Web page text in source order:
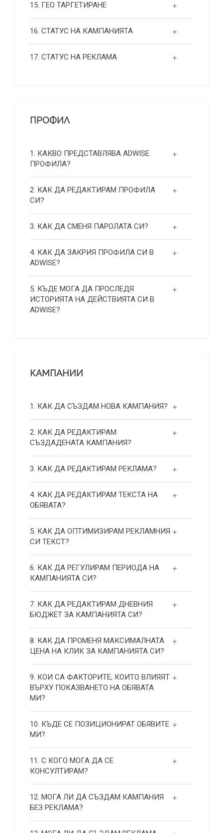
15. ГЕО ТАРГЕТИРАНЕ
16. СТАТУС НА КАМПАНИЯТА
17. СТАТУС НА РЕКЛАМА
ПРОФИЛ
1. КАКВО ПРЕДСТАВЛЯВА ADWISE
ПРОФИЛА?
2. КАК ДА РЕДАКТИРАМ ПРОФИЛА
СИ?
3. КАК ДА СМЕНЯ ПАРОЛАТА СИ?
4. КАК ДА ЗАКРИЯ ПРОФИЛА СИ В
ADWISE?
5. КЪДЕ МОГА ДА ПРОСЛЕДЯ
ИСТОРИЯТА НА ДЕЙСТВИЯТА СИ В
ADWISE?
КАМПАНИИ
1. КАК ДА СЪЗДАМ НОВА КАМПАНИЯ?
2. КАК ДА РЕДАКТИРАМ
СЪЗДАДЕНАТА КАМПАНИЯ?
3. КАК ДА РЕДАКТИРАМ РЕКЛАМА?
4. КАК ДА РЕДАКТИРАМ ТЕКСТА НА
ОБЯВАТА?
5. КАК ДА ОПТИМИЗИРАМ РЕКЛАМНИЯ
СИ ТЕКСТ?
6. КАК ДА РЕГУЛИРАМ ПЕРИОДА НА
КАМПАНИЯТА СИ?
7. КАК ДА РЕДАКТИРАМ ДНЕВНИЯ
БЮДЖЕТ ЗА КАМПАНИЯТА СИ?
8. КАК ДА ПРОМЕНЯ МАКСИМАЛНАТА
ЦЕНА НА КЛИК ЗА КАМПАНИЯТА СИ?
9. КОИ СА ФАКТОРИТЕ, КОИТО ВЛИЯЯТ
ВЪРХУ ПОКАЗВАНЕТО НА ОБЯВАТА
МИ?
10. КЪДЕ СЕ ПОЗИЦИОНИРАТ ОБЯВИТЕ
МИ?
11. С КОГО МОГА ДА СЕ
КОНСУЛТИРАМ?
12. МОГА ЛИ ДА СЪЗДАМ КАМПАНИЯ
БЕЗ РЕКЛАМА?